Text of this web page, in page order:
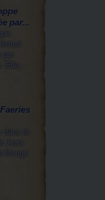
par...
Elle...
dans la
Jean-
Monge